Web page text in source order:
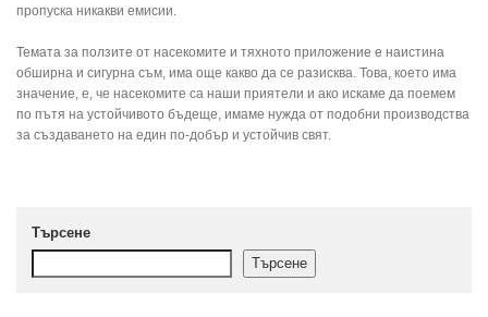
пропуска никакви емисии.
Темата за ползите от насекомите и тяхното приложение е наистина
обширна и сигурна съм, има още какво да се разисква. Това, което има
значение, е, че насекомите са наши приятели и ако искаме да поемем
по пътя на устойчивото бъдеще, имаме нужда от подобни производства
за създаването на един по-добър и устойчив свят.
Търсене
Търсене